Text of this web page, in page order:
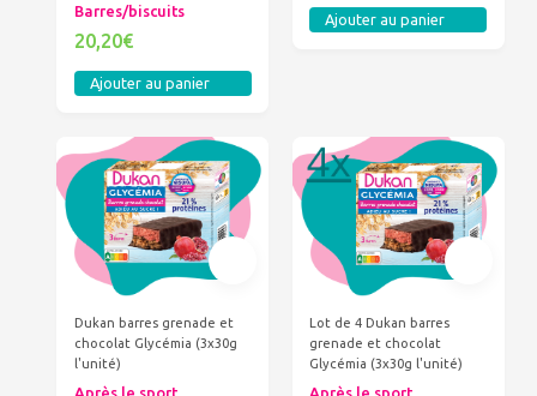
Barres/biscuits
20,20€
Ajouter au panier
Ajouter au panier
Dukan barres grenade et
chocolat Glycémia (3x30g
l'unité)
Après le sport
Lot de 4 Dukan barres
grenade et chocolat
Glycémia (3x30g l'unité)
Après le sport